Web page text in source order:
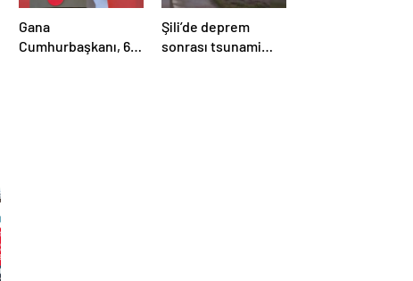
Gana
Cumhurbaşkanı, 6
Şili’de deprem
sonrası tsunami